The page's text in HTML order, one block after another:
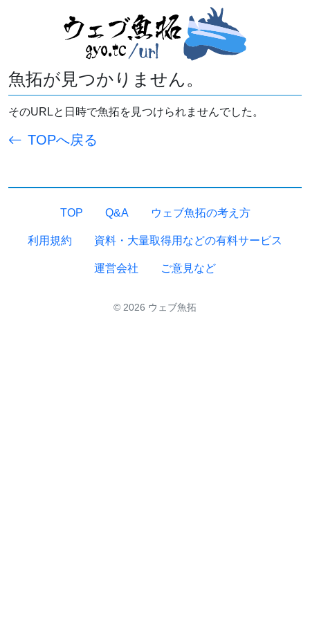
魚拓が見つかりません。
そのURLと日時で魚拓を見つけられませんでした。
TOPへ戻る
TOP Q&A ウェブ魚拓の考え方
利用規約 資料・大量取得用などの有料サービス
運営会社 ご意見など
© 2026 ウェブ魚拓